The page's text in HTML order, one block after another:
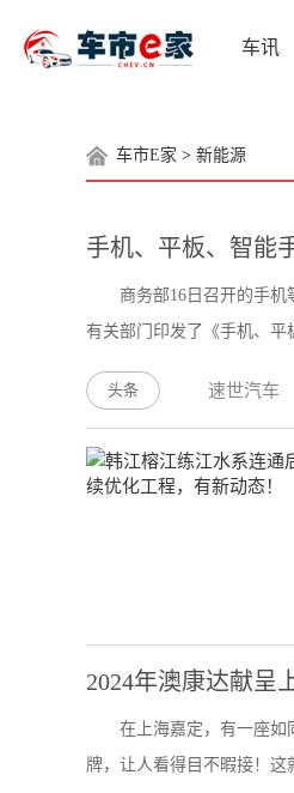
车讯
车市E家 > 新能源
手机、平板、智能
商务部16日召开的手
有关部门印发了《手机、平
头条 速世汽车
2024年澳康达献呈
在上海嘉定，有一座如
牌，让人看得目不暇接！这